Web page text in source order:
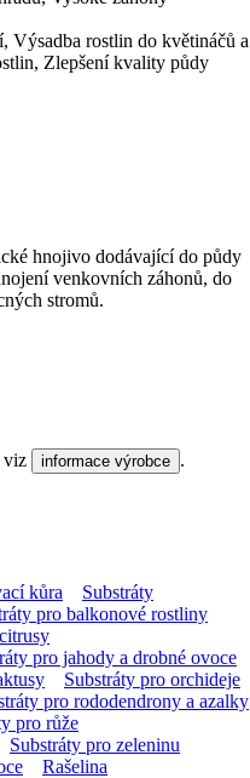
Výsadba rostlin do květináčů a
Zlepšení kvality půdy
hnojivo dodávající do půdy
venkovních záhonů, do
stromů.
viz informace výrobce .
kůra
Substráty
pro balkonové rostliny
pro jahody a drobné ovoce
Substráty pro orchideje
pro rododendrony a azalky
pro růže
Substráty pro zeleninu
Rašelina